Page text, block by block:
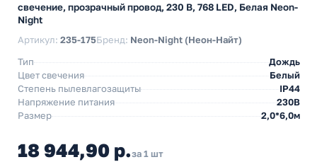
свечение, прозрачный провод, 230 В, 768 LED, Белая Neon-
Night
Артикул: 235-175Бренд: Neon-Night (Неон-Найт)
Тип
Дождь
Цвет свечения
Белый
Степень пылевлагозащиты
IP44
Напряжение питания
230В
Размер
2,0*6,0м
18 944,90 р.за 1 шт